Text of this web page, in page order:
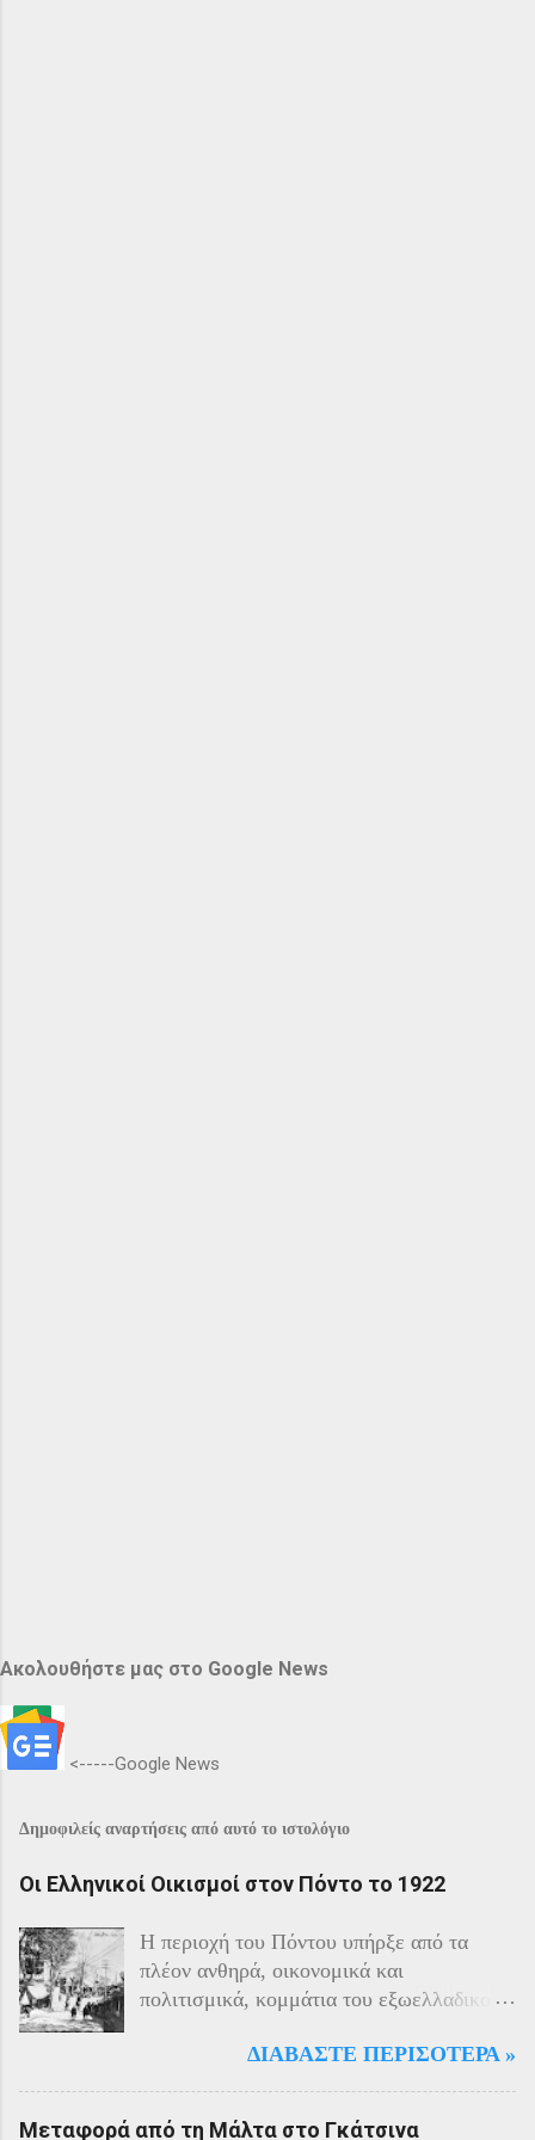
Ακολουθήστε μας στο Google News
<-----Google News
Δημοφιλείς αναρτήσεις από αυτό το ιστολόγιο
Οι Ελληνικοί Οικισμοί στον Πόντο το 1922
Η περιοχή του Πόντου υπήρξε από τα
πλέον ανθηρά, οικονομικά και
πολιτισμικά, κομμάτια του εξωελλαδικού
40% του πληθυσμού της περιοχής και μαζί
ΔΙΑΒΆΣΤΕ ΠΕΡΙΣΌΤΕΡΑ »
Μεταφορά από τη Μάλτα στο Γκάτσινα